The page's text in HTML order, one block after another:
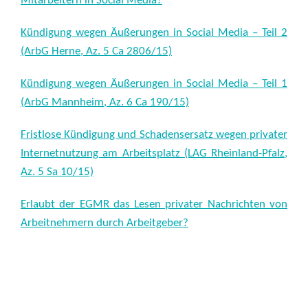
Kündigung wegen Äußerungen in Social Media – Teil 2
(ArbG Herne, Az. 5 Ca 2806/15)
Kündigung wegen Äußerungen in Social Media – Teil 1
(ArbG Mannheim, Az. 6 Ca 190/15)
Fristlose Kündigung und Schadensersatz wegen privater
Internetnutzung am Arbeitsplatz (LAG Rheinland-Pfalz,
Az. 5 Sa 10/15)
Erlaubt der EGMR das Lesen privater Nachrichten von
Arbeitnehmern durch Arbeitgeber?